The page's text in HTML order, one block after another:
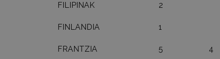
FILIPINAK 2
FINLANDIA 1
FRANTZIA 5 4